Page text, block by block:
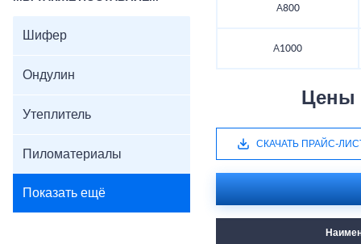
Шифер
Ондулин
Утеплитель
Пиломатериалы
Показать ещё
А800
А1000
Цены
СКАЧАТЬ ПРАЙС-